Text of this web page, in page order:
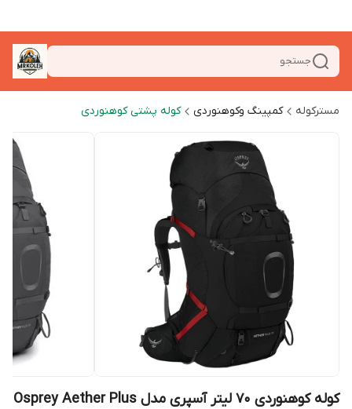
جستجو
مسترکوله کمپینگ وکوهنوردی کوله پشتی کوهنوردی
کوله کوهنوردی 70 لیتر آسپری مدل Osprey Aether Plus